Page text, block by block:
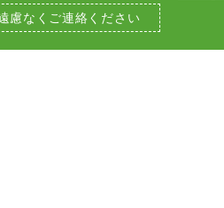
慮なくご連絡ください